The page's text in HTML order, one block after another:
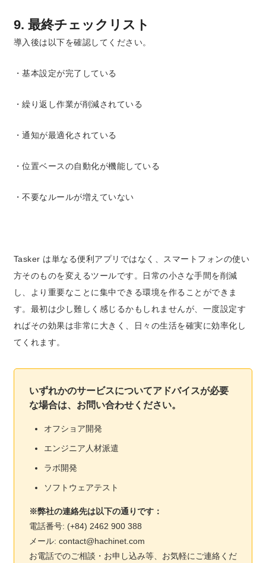
9. 最終チェックリスト
導入後は以下を確認してください。
・基本設定が完了している
・繰り返し作業が削減されている
・通知が最適化されている
・位置ベースの自動化が機能している
・不要なルールが増えていない
Tasker は単なる便利アプリではなく、スマートフォンの使い
方そのものを変えるツールです。日常の小さな手間を削減
し、より重要なことに集中できる環境を作ることができま
す。最初は少し難しく感じるかもしれませんが、一度設定す
ればその効果は非常に大きく、日々の生活を確実に効率化し
てくれます。
いずれかのサービスについてアドバイスが必要
な場合は、お問い合わせください。
オフショア開発
エンジニア人材派遣
ラボ開発
ソフトウェアテスト
※弊社の連絡先は以下の通りです：
電話番号: (+84) 2462 900 388
メール: contact@hachinet.com
お電話でのご相談・お申し込み等、お気軽にご連絡くだ